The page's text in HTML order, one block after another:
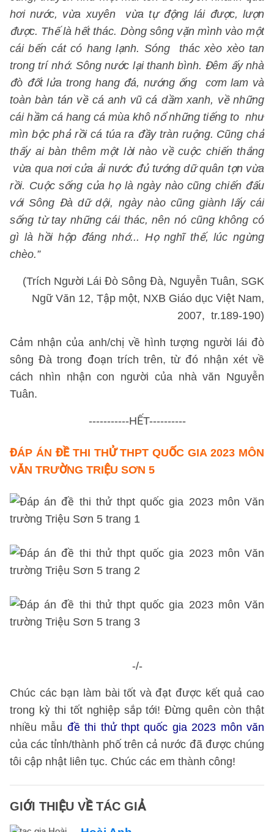
hơi nước, vừa xuyên vừa tự động lái được, lượn
được. Thế là hết thác. Dòng sông vặn mình vào một
cái bến cát có hang lạnh. Sóng thác xèo xèo tan
trong trí nhớ. Sông nước lại thanh bình. Đêm ấy nhà
đò đốt lửa trong hang đá, nướng ống cơm lam và
toàn bàn tán về cá anh vũ cá dầm xanh, về những
cái hầm cá hang cá mùa khô nổ những tiếng to như
mìn bộc phả rồi cá túa ra đầy tràn ruộng. Cũng chả
thấy ai bàn thêm một lời nào về cuộc chiến thắng
vừa qua nơi cửa ải nước đủ tướng dữ quân tợn vừa
rồi. Cuộc sống của họ là ngày nào cũng chiến đấu
với Sông Đà dữ dội, ngày nào cũng giành lấy cái
sống từ tay những cái thác, nên nó cũng không có
gì là hồi hộp đáng nhớ... Họ nghĩ thế, lúc ngừng
chèo.”
(Trích Người Lái Đò Sông Đà, Nguyễn Tuân, SGK
Ngữ Văn 12, Tập một, NXB Giáo dục Việt Nam,
2007, tr.189-190)
Cảm nhận của anh/chị về hình tượng người lái đò
sông Đà trong đoạn trích trên, từ đó nhận xét về
cách nhìn nhận con người của nhà văn Nguyễn
Tuân.
-----------HẾT----------
ĐÁP ÁN ĐỀ THI THỬ THPT QUỐC GIA 2023 MÔN
VĂN TRƯỜNG TRIỆU SƠN 5
-/-
Chúc các bạn làm bài tốt và đạt được kết quả cao
trong kỳ thi tốt nghiệp sắp tới! Đừng quên còn thật
nhiều mẫu đề thi thử thpt quốc gia 2023 môn văn
của các tỉnh/thành phố trên cả nước đã được chúng
tôi cập nhật liên tục. Chúc các em thành công!
GIỚI THIỆU VỀ TÁC GIẢ